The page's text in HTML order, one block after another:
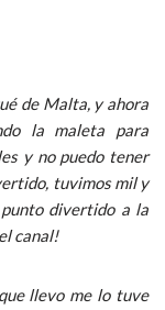
de Malta, y ahora
la maleta para
y no puedo tener
tuvimos mil y
divertido a la
canal!
llevo me lo tuve